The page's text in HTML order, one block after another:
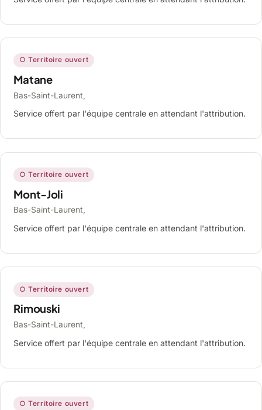
○ Territoire ouvert
Matane
Bas-Saint-Laurent,
Service offert par l'équipe centrale en attendant l'attribution.
○ Territoire ouvert
Mont-Joli
Bas-Saint-Laurent,
Service offert par l'équipe centrale en attendant l'attribution.
○ Territoire ouvert
Rimouski
Bas-Saint-Laurent,
Service offert par l'équipe centrale en attendant l'attribution.
○ Territoire ouvert